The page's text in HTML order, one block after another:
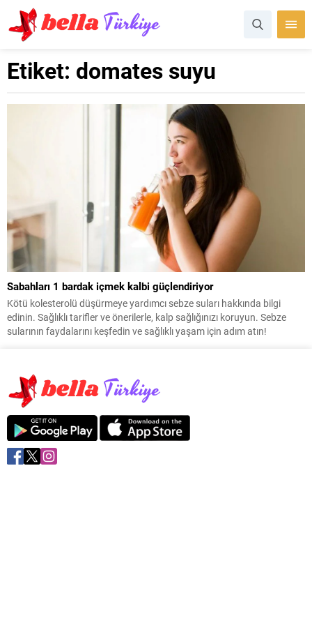
Etiket: domates suyu
Sabahları 1 bardak içmek kalbi güçlendiriyor
Kötü kolesterolü düşürmeye yardımcı sebze suları hakkında bilgi
edinin. Sağlıklı tarifler ve önerilerle, kalp sağlığınızı koruyun. Sebze
sularının faydalarını keşfedin ve sağlıklı yaşam için adım atın!